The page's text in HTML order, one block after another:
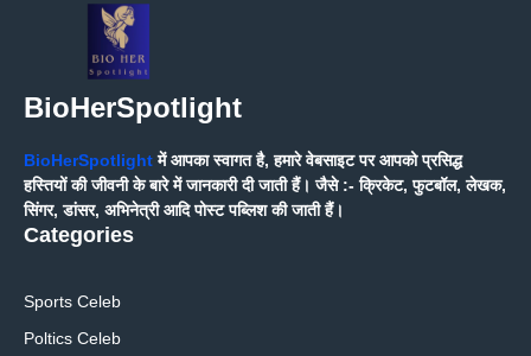
BioHerSpotlight
BioHerSpotlightमें आपका स्वागत है, हमारे वेबसाइट पर आपको प्रसिद्ध
हस्तियों की जीवनी के बारे में जानकारी दी जाती हैं। जैसे :- क्रिकेट, फुटबॉल, लेखक,
सिंगर, डांसर, अभिनेत्री आदि पोस्ट पब्लिश की जाती हैं।
Categories
Sports Celeb
Poltics Celeb